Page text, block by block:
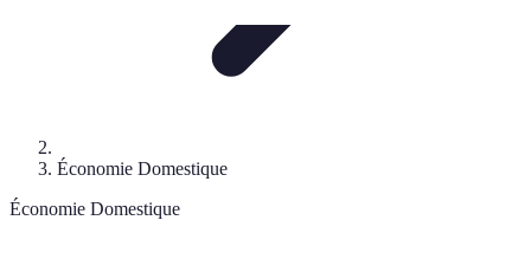
Économie Domestique
Économie Domestique